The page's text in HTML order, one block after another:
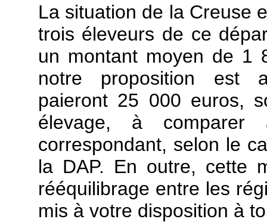
La situation de la Creuse
trois éleveurs de ce
un montant moyen de 1
notre proposition est
paieront 25 000 euros,
élevage, à comparer
correspondant, selon le
la DAP. En outre, cette
rééquilibrage entre les
mis à votre disposition à